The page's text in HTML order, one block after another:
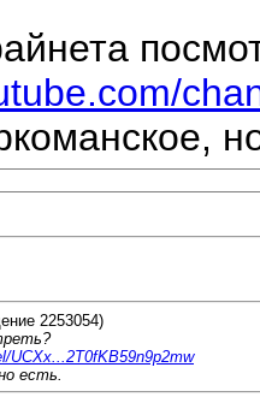
2253054)
UCXx...2T0fKB59n9p2mw
есть.